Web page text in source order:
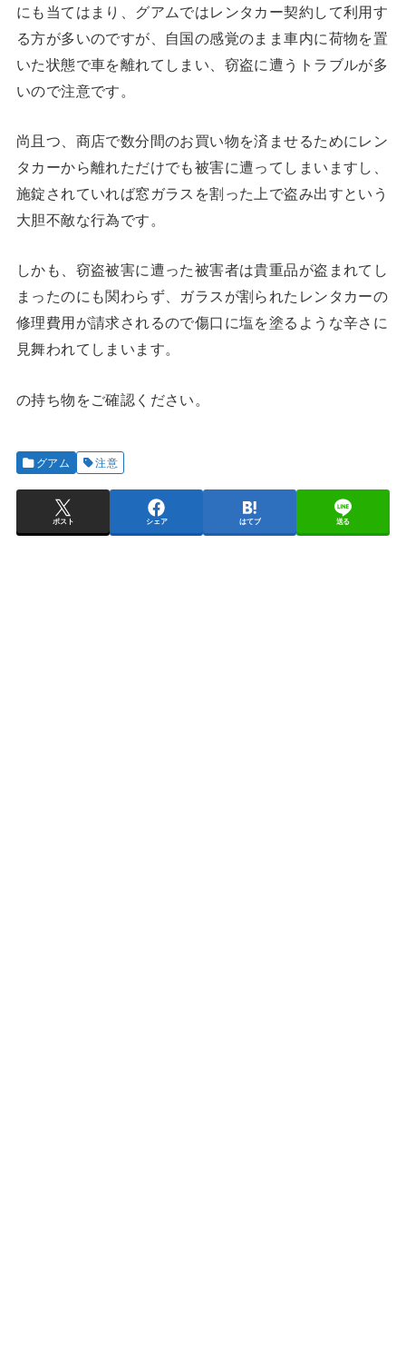
にも当てはまり、グアムではレンタカー契約して利用す
る方が多いのですが、自国の感覚のまま車内に荷物を置
いた状態で車を離れてしまい、窃盗に遭うトラブルが多
いので注意です。
尚且つ、商店で数分間のお買い物を済ませるためにレン
タカーから離れただけでも被害に遭ってしまいますし、
施錠されていれば窓ガラスを割った上で盗み出すという
大胆不敵な行為です。
しかも、窃盗被害に遭った被害者は貴重品が盗まれてし
まったのにも関わらず、ガラスが割られたレンタカーの
修理費用が請求されるので傷口に塩を塗るような辛さに
見舞われてしまいます。
の持ち物をご確認ください。
グアム 注意
ポスト シェア はてブ 送る